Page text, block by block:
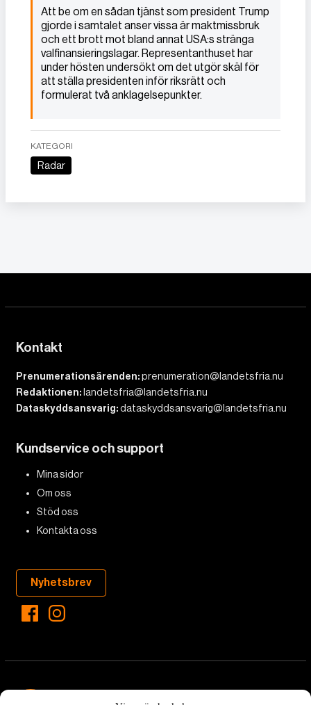
Att be om en sådan tjänst som president Trump
gjorde i samtalet anser vissa är maktmissbruk
och ett brott mot bland annat USA:s stränga
valfinansieringslagar. Representanthuset har
under hösten undersökt om det utgör skäl för
att ställa presidenten inför riksrätt och
formulerat två anklagelsepunkter.
KATEGORI
Radar
Kontakt
Prenumerationsärenden:prenumeration@landetsfria.nu
Redaktionen:landetsfria@landetsfria.nu
Dataskyddsansvarig:dataskyddsansvarig@landetsfria.nu
Kundservice och support
Mina sidor
Om oss
Stöd oss
Kontakta oss
Nyhetsbrev